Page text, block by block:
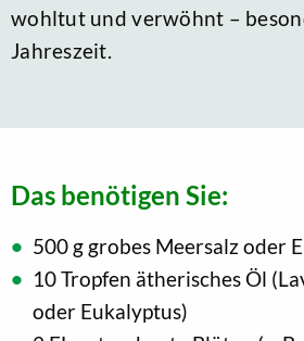
wohltut und verwöhnt –
Jahreszeit.
Das benötigen Sie:
500 g grobes Meersalz oder
10 Tropfen ätherisches Öl
oder Eukalyptus)